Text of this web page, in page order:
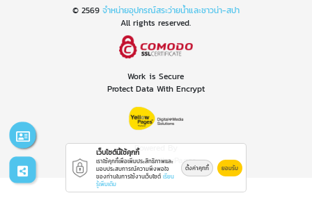
© 2569 จำหน่ายอุปกรณ์สระว่ายน้ำและซาวน่า-สปา
All rights reserved.
Work is Secure
Protect Data With Encrypt
Powered By
Thailand YellowPages
เว็บไซต์นี้ใช้คุกกี้
เราใช้คุกกี้เพื่อเพิ่มประสิทธิภาพและ
มอบประสบการณ์ความพึงพอใจ
ของท่านในการใช้งานเว็บไซต์ เรียน
รู้เพิ่มเติม
ตั้งค่าคุกกี้ ยอมรับ